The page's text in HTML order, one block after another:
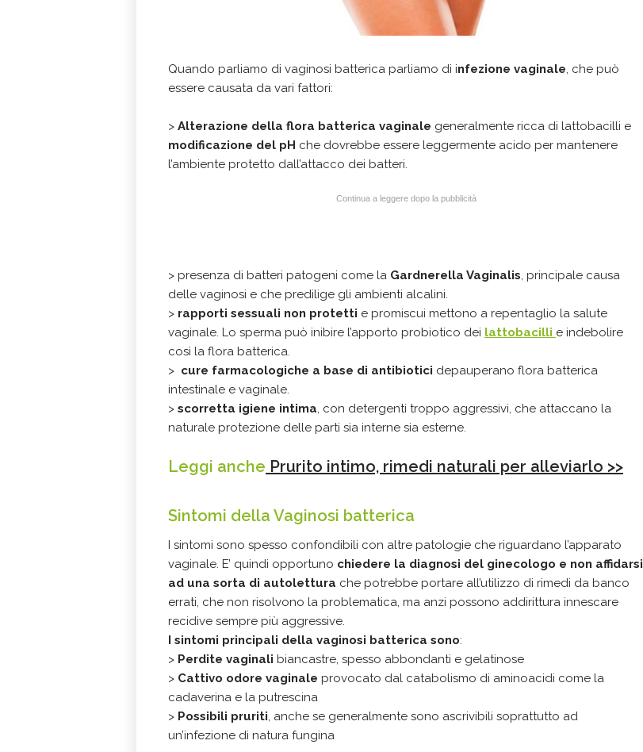
Quando parliamo di vaginosi batterica parliamo di infezione vaginale, che può
essere causata da vari fattori:
> Alterazione della flora batterica vaginale generalmente ricca di lattobacilli e
modificazione del pH che dovrebbe essere leggermente acido per mantenere
l’ambiente protetto dall’attacco dei batteri.
Continua a leggere dopo la pubblicità
> presenza di batteri patogeni come la Gardnerella Vaginalis, principale causa
delle vaginosi e che predilige gli ambienti alcalini.
> rapporti sessuali non protetti e promiscui mettono a repentaglio la salute
vaginale. Lo sperma può inibire l’apporto probiotico dei lattobacilli e indebolire
così la flora batterica.
> cure farmacologiche a base di antibiotici depauperano flora batterica
intestinale e vaginale.
> scorretta igiene intima, con detergenti troppo aggressivi, che attaccano la
naturale protezione delle parti sia interne sia esterne.
Leggi anche Prurito intimo, rimedi naturali per alleviarlo >>
Sintomi della Vaginosi batterica
I sintomi sono spesso confondibili con altre patologie che riguardano l’apparato
vaginale. E’ quindi opportuno chiedere la diagnosi del ginecologo e non affidarsi
ad una sorta di autolettura che potrebbe portare all’utilizzo di rimedi da banco
errati, che non risolvono la problematica, ma anzi possono addirittura innescare
recidive sempre più aggressive.
I sintomi principali della vaginosi batterica sono:
> Perdite vaginali biancastre, spesso abbondanti e gelatinose
> Cattivo odore vaginale provocato dal catabolismo di aminoacidi come la
cadaverina e la putrescina
> Possibili pruriti, anche se generalmente sono ascrivibili soprattutto ad
un’infezione di natura fungina